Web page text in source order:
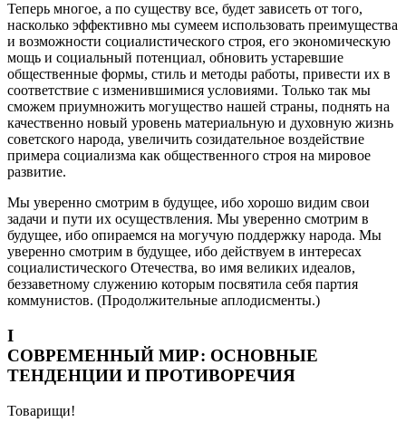
Теперь многое, а по существу все, будет зависеть от того,
насколько эффективно мы сумеем использовать преимущества
и возможности социалистического строя, его экономическую
мощь и социальный потенциал, обновить устаревшие
общественные формы, стиль и методы работы, привести их в
соответствие с изменившимися условиями. Только так мы
сможем приумножить могущество нашей страны, поднять на
качественно новый уровень материальную и духовную жизнь
советского народа, увеличить созидательное воздействие
примера социализма как общественного строя на мировое
развитие.
Мы уверенно смотрим в будущее, ибо хорошо видим свои
задачи и пути их осуществления. Мы уверенно смотрим в
будущее, ибо опираемся на могучую поддержку народа. Мы
уверенно смотрим в будущее, ибо действуем в интересах
социалистического Отечества, во имя великих идеалов,
беззаветному служению которым посвятила себя партия
коммунистов. (Продолжительные аплодисменты.)
I
СОВРЕМЕННЫЙ МИР: ОСНОВНЫЕ
ТЕНДЕНЦИИ И ПРОТИВОРЕЧИЯ
Товарищи!